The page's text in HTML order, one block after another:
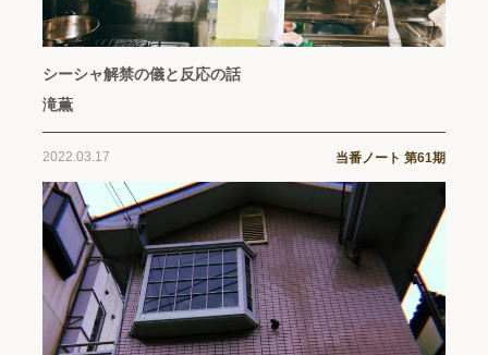
シーシャ解禁の儀と反応の話
滝薫
2022.03.17 当番ノート 第61期